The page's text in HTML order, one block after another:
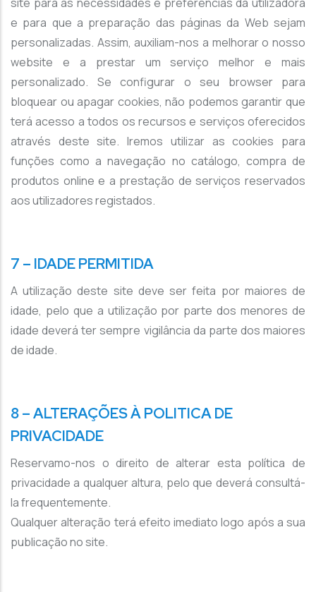
e para que a preparação das páginas da Web sejam
personalizadas. Assim, auxiliam-nos a melhorar o nosso
website e a prestar um serviço melhor e mais
personalizado. Se configurar o seu browser para
bloquear ou apagar cookies, não podemos garantir que
terá acesso a todos os recursos e serviços oferecidos
através deste site. Iremos utilizar as cookies para
funções como a navegação no catálogo, compra de
produtos online e a prestação de serviços reservados
aos utilizadores registados.
7 – IDADE PERMITIDA
A utilização deste site deve ser feita por maiores de
idade, pelo que a utilização por parte dos menores de
idade deverá ter sempre vigilância da parte dos maiores
de idade.
8 – ALTERAÇÕES À POLITICA DE
PRIVACIDADE
Reservamo-nos o direito de alterar esta política de
privacidade a qualquer altura, pelo que deverá consultá-
la frequentemente.
Qualquer alteração terá efeito imediato logo após a sua
publicação no site.